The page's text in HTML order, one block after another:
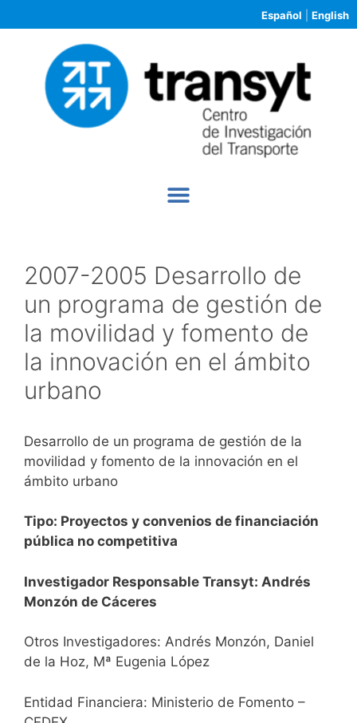
Español English
2007-2005 Desarrollo de
un programa de gestión de
la movilidad y fomento de
la innovación en el ámbito
urbano
Desarrollo de un programa de gestión de la
movilidad y fomento de la innovación en el
ámbito urbano
Tipo: Proyectos y convenios de financiación
pública no competitiva
Investigador Responsable Transyt: Andrés
Monzón de Cáceres
Otros Investigadores: Andrés Monzón, Daniel
de la Hoz, Mª Eugenia López
Entidad Financiera: Ministerio de Fomento –